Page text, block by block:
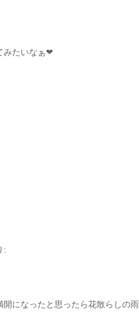
みたいなぁ❤
:
になったと思ったら花散らしの雨